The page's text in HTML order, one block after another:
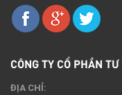
CÔNG TY CỔ PHẦN
ĐỊA CHỈ: